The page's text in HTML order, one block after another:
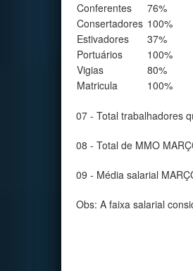
Conferentes
76%
Consertadores 100%
Estivadores
37%
Portuários
100%
Vigias
80%
Matricula
100%
07 - Total trabalhadores
08 - Total de MMO
09 - Média salarial
Obs: A faixa salarial